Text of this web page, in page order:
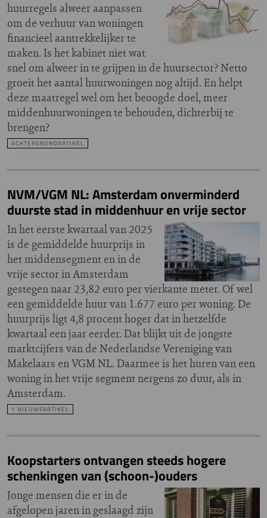
huurregels alweer aanpassen
om de verhuur van woningen
financieel aantrekkelijker te
maken. Is het kabinet niet wat
snel om alweer in te grijpen in de huursector? Netto
groeit het aantal huurwoningen nog altijd. En helpt
deze maatregel wel om het beoogde doel, meer
middenhuurwoningen te behouden, dichterbij te
brengen?
ACHTERGRONDARTIKEL
NVM/VGM NL: Amsterdam onverminderd
duurste stad in middenhuur en vrije sector
In het eerste kwartaal van 2025
is de gemiddelde huurprijs in
het middensegment en in de
vrije sector in Amsterdam
gestegen naar 23,82 euro per vierkante meter. Of wel
een gemiddelde huur van 1.677 euro per woning. De
huurprijs ligt 4,8 procent hoger dat in hetzelfde
kwartaal een jaar eerder. Dat blijkt uit de jongste
marktcijfers van de Nederlandse Vereniging van
Makelaars en VGM NL. Daarmee is het huren van een
woning in het vrije segment nergens zo duur, als in
Amsterdam.
1 NIEUWSARTIKEL
Koopstarters ontvangen steeds hogere
schenkingen van (schoon-)ouders
Jonge mensen die er in de
afgelopen jaren in geslaagd zijn